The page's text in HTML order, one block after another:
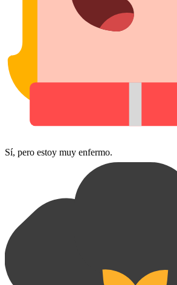
Sí, pero estoy muy enfermo.